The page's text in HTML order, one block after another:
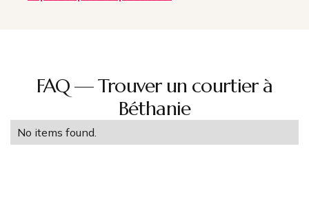
FAQ — Trouver un courtier à
Béthanie
No items found.